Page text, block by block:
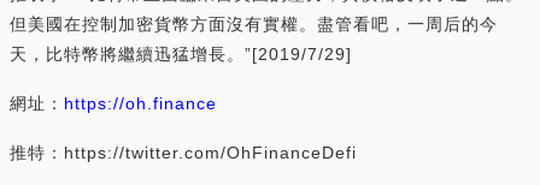
但美國在控制加密貨幣方面沒有實權。盡管看吧，一周后的今
天，比特幣將繼續迅猛增長。”[2019/7/29]
網址： https://oh.finance
推特：https://twitter.com/OhFinanceDefi